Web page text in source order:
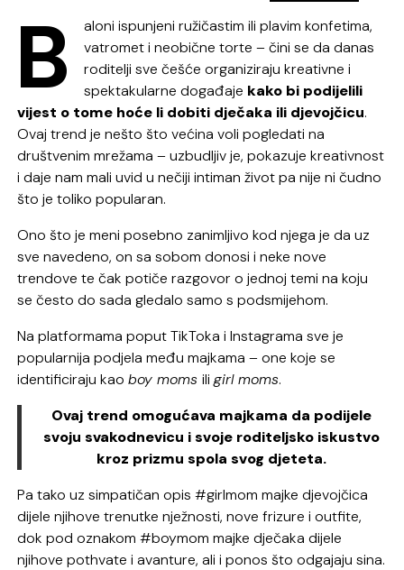
B
aloni ispunjeni ružičastim ili plavim konfetima,
vatromet i neobične torte – čini se da danas
roditelji sve češće organiziraju kreativne i
spektakularne događaje kako bi podijelili
vijest o tome hoće li dobiti dječaka ili djevojčicu.
Ovaj trend je nešto što većina voli pogledati na
društvenim mrežama – uzbudljiv je, pokazuje kreativnost
i daje nam mali uvid u nečiji intiman život pa nije ni čudno
što je toliko popularan.
Ono što je meni posebno zanimljivo kod njega je da uz
sve navedeno, on sa sobom donosi i neke nove
trendove te čak potiče razgovor o jednoj temi na koju
se često do sada gledalo samo s podsmijehom.
Na platformama poput TikToka i Instagrama sve je
popularnija podjela među majkama – one koje se
identificiraju kaoboy momsiligirl moms.
Ovaj trend omogućava majkama da podijele
svoju svakodnevicu i svoje roditeljsko iskustvo
kroz prizmu spola svog djeteta.
Pa tako uz simpatičan opis #girlmom majke djevojčica
dijele njihove trenutke nježnosti, nove frizure i outfite,
dok pod oznakom #boymom majke dječaka dijele
njihove pothvate i avanture, ali i ponos što odgajaju sina.